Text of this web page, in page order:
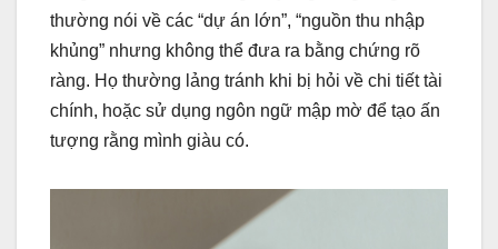
thường nói về các “dự án lớn”, “nguồn thu nhập
khủng” nhưng không thể đưa ra bằng chứng rõ
ràng. Họ thường lảng tránh khi bị hỏi về chi tiết tài
chính, hoặc sử dụng ngôn ngữ mập mờ để tạo ấn
tượng rằng mình giàu có.